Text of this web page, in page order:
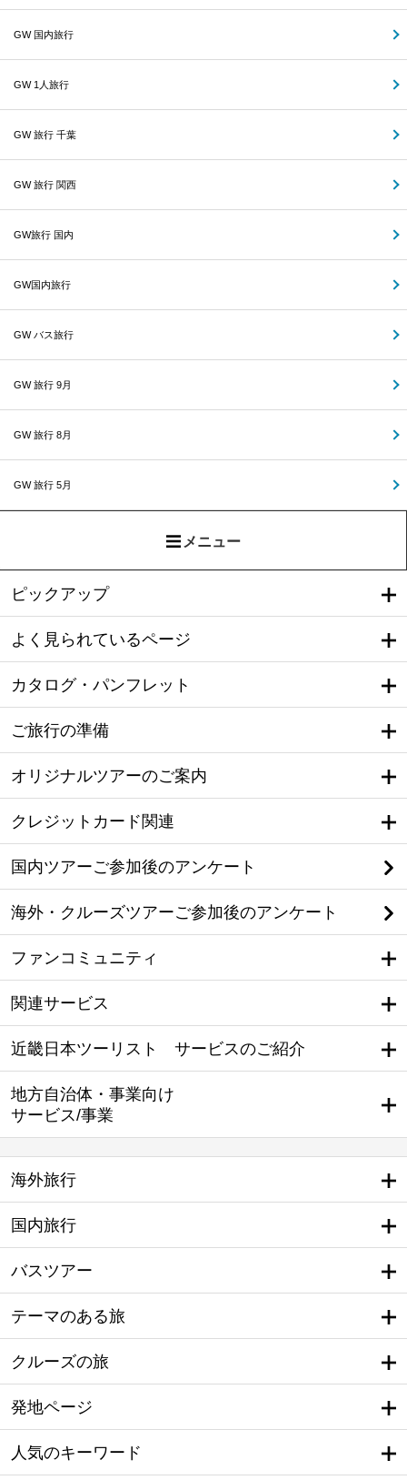
GW 国内旅行
GW 1人旅行
GW 旅行 千葉
GW 旅行 関西
GW旅行 国内
GW国内旅行
GW バス旅行
GW 旅行 9月
GW 旅行 8月
GW 旅行 5月
メニュー
ピックアップ
よく見られているページ
カタログ・パンフレット
ご旅行の準備
オリジナルツアーのご案内
クレジットカード関連
国内ツアーご参加後のアンケート
海外・クルーズツアーご参加後のアンケート
ファンコミュニティ
関連サービス
近畿日本ツーリスト サービスのご紹介
地方自治体・事業向け
サービス/事業
海外旅行
国内旅行
バスツアー
テーマのある旅
クルーズの旅
発地ページ
人気のキーワード